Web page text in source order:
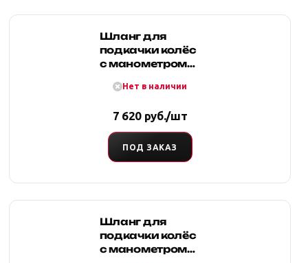
Шланг для
подкачки колёс
с манометром
черный.
Нет в наличии
7 620 руб./шт
ПОД ЗАКАЗ
Шланг для
подкачки колёс
с манометром